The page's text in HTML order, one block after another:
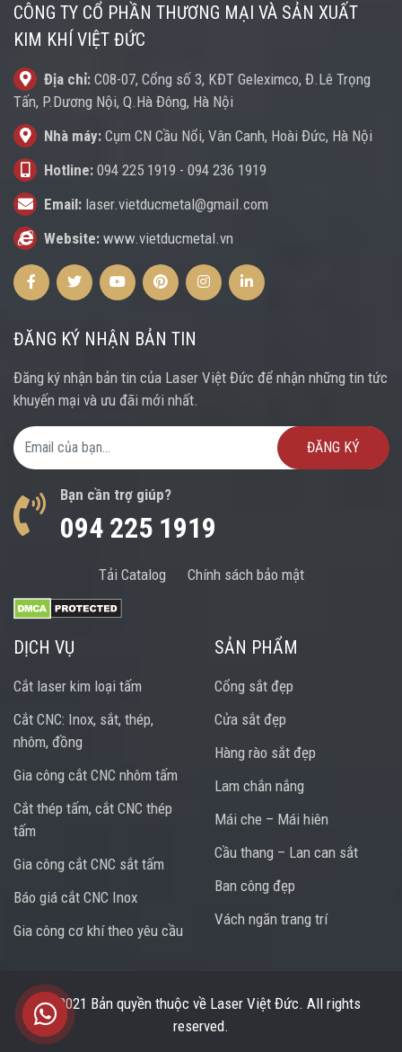
CÔNG TY CỔ PHẦN THƯƠNG MẠI VÀ SẢN XUẤT
KIM KHÍ VIỆT ĐỨC
Địa chỉ: C08-07, Cổng số 3, KĐT Geleximco, Đ.Lê Trọng
Tấn, P.Dương Nội, Q.Hà Đông, Hà Nội
Nhà máy: Cụm CN Cầu Nổi, Vân Canh, Hoài Đức, Hà Nội
Hotline: 094 225 1919 - 094 236 1919
Email: laser.vietducmetal@gmail.com
Website: www.vietducmetal.vn
FacebookTwitterYoutubePinterestInstagramInstagram
ĐĂNG KÝ NHẬN BẢN TIN
Đăng ký nhận bản tin của Laser Việt Đức để nhận những tin tức
khuyến mại và ưu đãi mới nhất.
Email Address
Bạn cần trợ giúp?
094 225 1919
Tải Catalog Chính sách bảo mật
DỊCH VỤ
Cắt laser kim loại tấm
Cắt CNC: Inox, sắt, thép,
nhôm, đồng
Gia công cắt CNC nhôm tấm
Cắt thép tấm, cắt CNC thép
tấm
Gia công cắt CNC sắt tấm
Báo giá cắt CNC Inox
Gia công cơ khí theo yêu cầu
SẢN PHẨM
Cổng sắt đẹp
Cửa sắt đẹp
Hàng rào sắt đẹp
Lam chắn nắng
Mái che – Mái hiên
Cầu thang – Lan can sắt
Ban công đẹp
Vách ngăn trang trí
© 2021 Bản quyền thuộc về Laser Việt Đức. All rights
reserved.
Trung tâm hỗ trợ